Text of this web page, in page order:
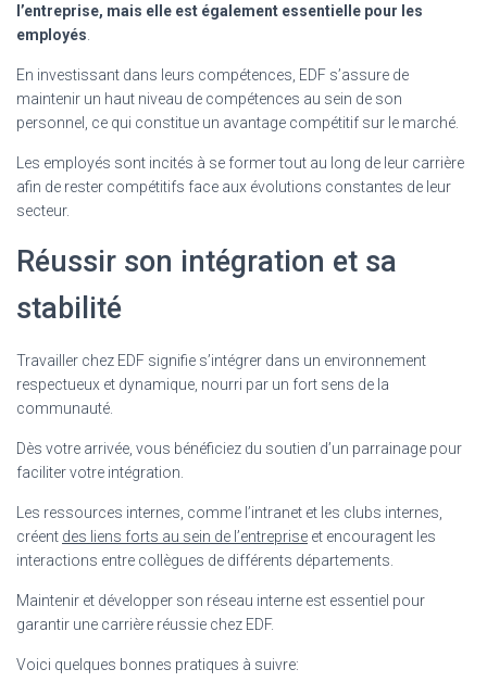
l’entreprise, mais elle est également essentielle pour les
employés
En investissant dans leurs compétences, EDF s’assure de
maintenir un haut niveau de compétences au sein de son
personnel, ce qui constitue un avantage compétitif sur le marché.
Les employés sont incités à se former tout au long de leur carrière
afin de rester compétitifs face aux évolutions constantes de leur
secteur.
Réussir son intégration et sa
stabilité
Travailler chez EDF signifie s’intégrer dans un environnement
respectueux et dynamique, nourri par un fort sens de la
communauté.
Dès votre arrivée, vous bénéficiez du soutien d’un parrainage pour
faciliter votre intégration.
Les ressources internes, comme l’intranet et les clubs internes,
créent des liens forts au sein de l’entreprise et encouragent les
interactions entre collègues de différents départements.
Maintenir et développer son réseau interne est essentiel pour
garantir une carrière réussie chez EDF.
Voici quelques bonnes pratiques à suivre: